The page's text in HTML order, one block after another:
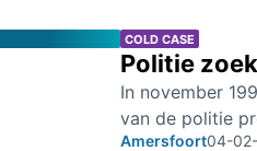
COLD CASE
Politie
In november
van de politie
Amersfoort04-